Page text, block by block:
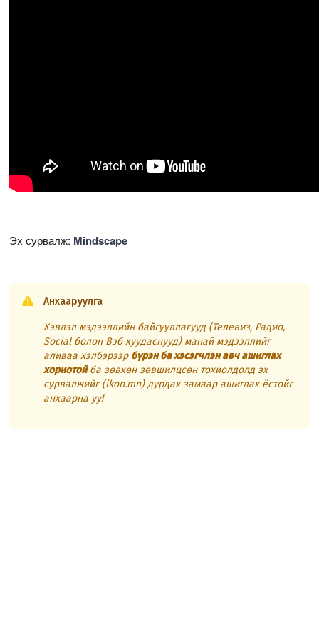
Эх сурвалж: Mindscape
Анхааруулга
Хэвлэл мэдээллийн байгууллагууд (Телевиз, Радио,
Social болон Вэб хуудаснууд) манай мэдээллийг
аливаа хэлбэрээр бүрэн ба хэсэгчлэн авч ашиглах
хориотойба зөвхөн зөвшилцсөн тохиолдолд эх
сурвалжийг (ikon.mn) дурдах замаар ашиглах ёстойг
анхаарна уу!